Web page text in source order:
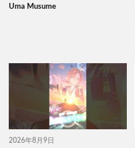
Uma Musume
2026年8月9日